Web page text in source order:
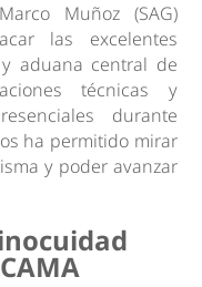
Muñoz (SAG)
las excelentes
aduana central de
técnicas y
durante
ha permitido mirar
y poder avanzar